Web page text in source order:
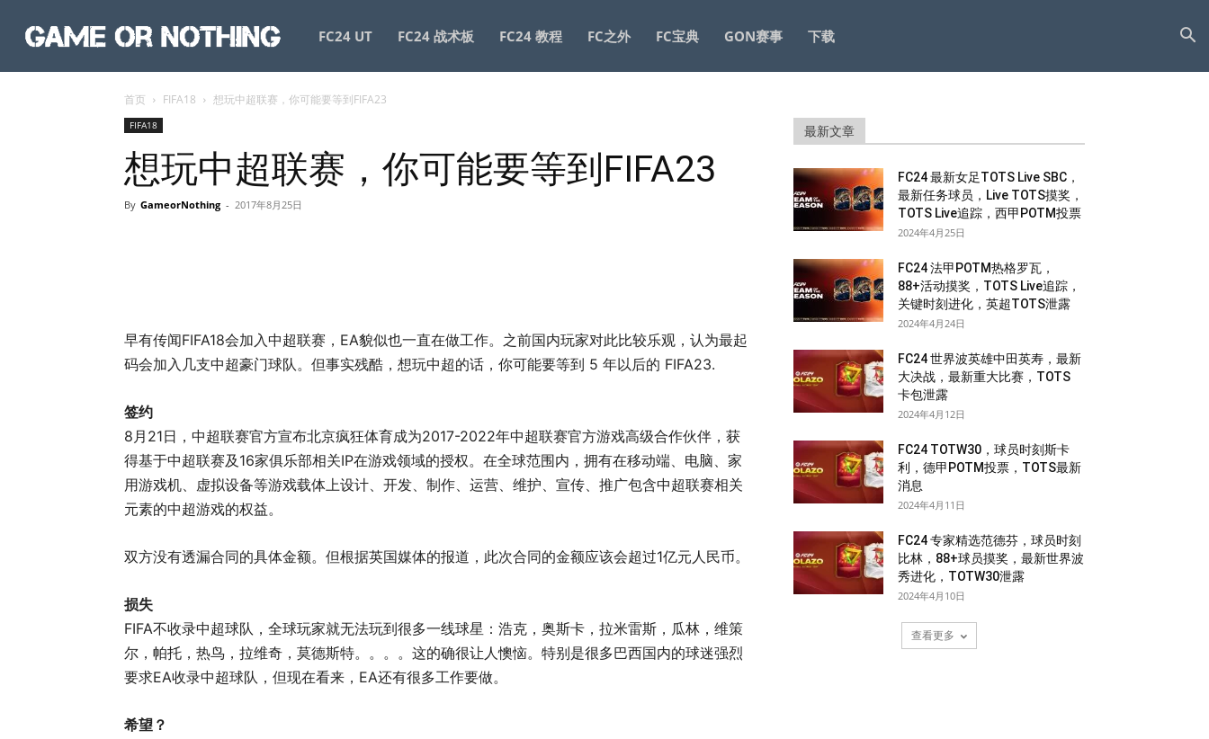
GameorNothing
FC24 UT FC24 战术板 FC24 教程 FC之外 FC宝典 GON赛事 下载
首页 FIFA18 想玩中超联赛，你可能要等到FIFA23
FIFA18
想玩中超联赛，你可能要等到FIFA23
By GameorNothing - 2017年8月25日
早有传闻FIFA18会加入中超联赛，EA貌似也一直在做工作。之前国内玩家对此比较乐观，认为最起
码会加入几支中超豪门球队。但事实残酷，想玩中超的话，你可能要等到 5 年以后的 FIFA23.
签约
8月21日，中超联赛官方宣布北京疯狂体育成为2017-2022年中超联赛官方游戏高级合作伙伴，获
得基于中超联赛及16家俱乐部相关IP在游戏领域的授权。在全球范围内，拥有在移动端、电脑、家
用游戏机、虚拟设备等游戏载体上设计、开发、制作、运营、维护、宣传、推广包含中超联赛相关
元素的中超游戏的权益。
双方没有透漏合同的具体金额。但根据英国媒体的报道，此次合同的金额应该会超过1亿元人民币。
损失
FIFA不收录中超球队，全球玩家就无法玩到很多一线球星：浩克，奥斯卡，拉米雷斯，瓜林，维策
尔，帕托，热鸟，拉维奇，莫德斯特。。。。这的确很让人懊恼。特别是很多巴西国内的球迷强烈
要求EA收录中超球队，但现在看来，EA还有很多工作要做。
希望？
最新文章
FC24 最新女足TOTS Live SBC，
最新任务球员，Live TOTS摸奖，
TOTS Live追踪，西甲POTM投票
2024年4月25日
FC24 法甲POTM热格罗瓦，
88+活动摸奖，TOTS Live追踪，
关键时刻进化，英超TOTS泄露
2024年4月24日
FC24 世界波英雄中田英寿，最新
大决战，最新重大比赛，TOTS
卡包泄露
2024年4月12日
FC24 TOTW30，球员时刻斯卡
利，德甲POTM投票，TOTS最新
消息
2024年4月11日
FC24 专家精选范德芬，球员时刻
比林，88+球员摸奖，最新世界波
秀进化，TOTW30泄露
2024年4月10日
查看更多